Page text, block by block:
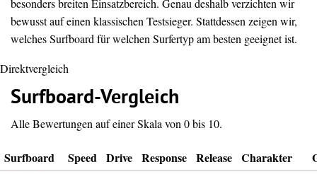
besonders breiten Einsatzbereich. Genau deshalb verzichten wir
bewusst auf einen klassischen Testsieger. Stattdessen zeigen wir,
welches Surfboard für welchen Surfertyp am besten geeignet ist.
Direktvergleich
Surfboard-Vergleich
Alle Bewertungen auf einer Skala von 0 bis 10.
Surfboard Speed Drive Response Release Charakter